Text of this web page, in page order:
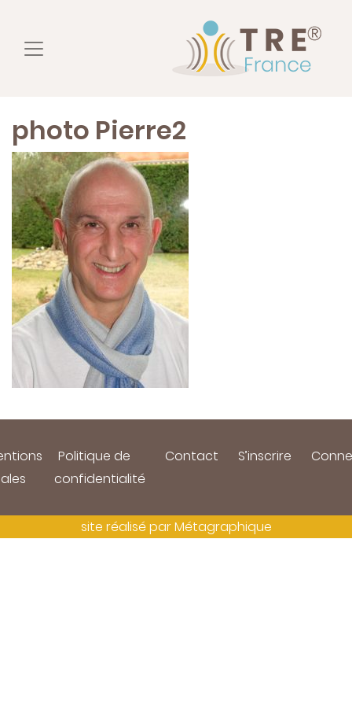
photo Pierre2
Politique de
confidentialité
Contact S’inscrire
site réalisé parMétagraphique